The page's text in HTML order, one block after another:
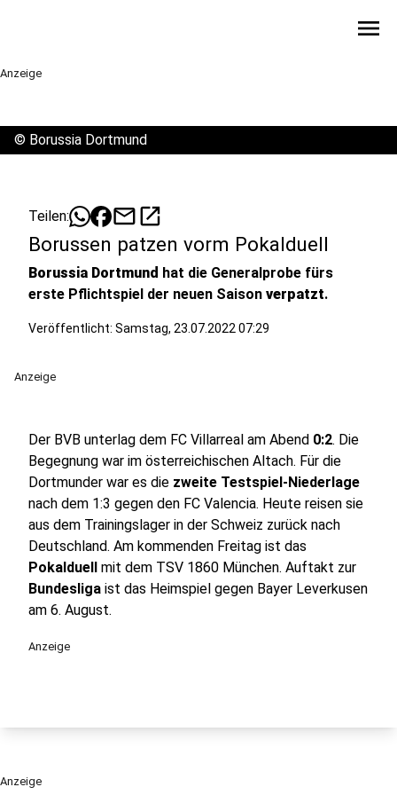
menu
Anzeige
© Borussia Dortmund
Teilen: mailopen_in_new
Borussen patzen vorm Pokalduell
Borussia Dortmund hat die Generalprobe fürs
erste Pflichtspiel der neuen Saison verpatzt.
Veröffentlicht: Samstag, 23.07.2022 07:29
Anzeige
Der BVB unterlag dem FC Villarreal am Abend 0:2. Die
Begegnung war im österreichischen Altach. Für die
Dortmunder war es die zweite Testspiel-Niederlage
nach dem 1:3 gegen den FC Valencia. Heute reisen sie
aus dem Trainingslager in der Schweiz zurück nach
Deutschland. Am kommenden Freitag ist das
Pokalduell mit dem TSV 1860 München. Auftakt zur
Bundesliga ist das Heimspiel gegen Bayer Leverkusen
am 6. August.
Anzeige
Anzeige